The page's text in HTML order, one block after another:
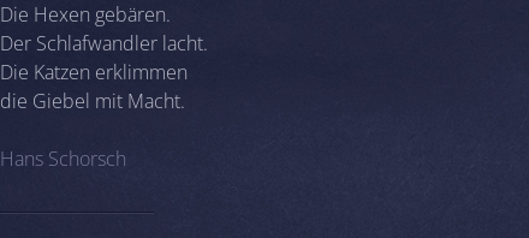
Die Hexen gebären.
Der Schlafwandler lacht.
Die Katzen erklimmen
die Giebel mit Macht.
Hans Schorsch